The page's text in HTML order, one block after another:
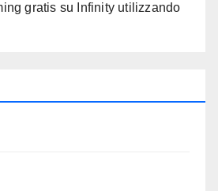
gratis su Infinity utilizzando